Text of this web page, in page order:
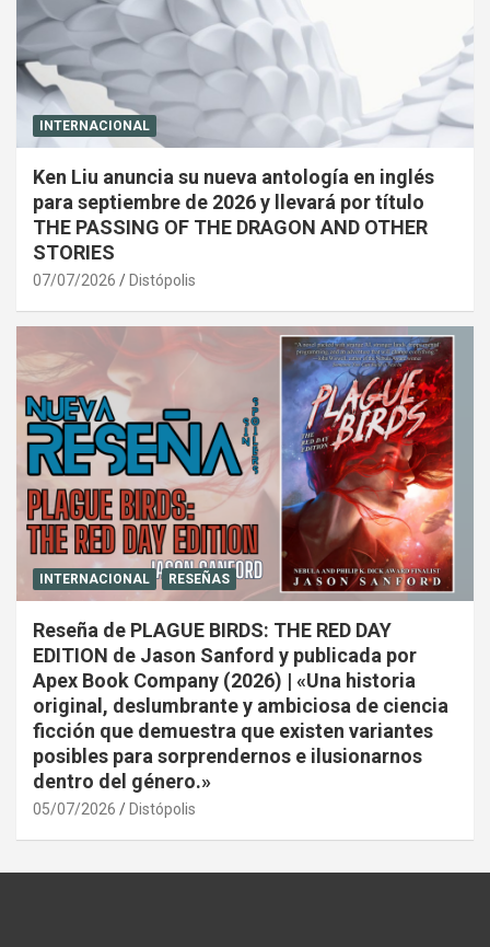
INTERNACIONAL
Ken Liu anuncia su nueva antología en inglés
para septiembre de 2026 y llevará por título
THE PASSING OF THE DRAGON AND OTHER
STORIES
07/07/2026 Distópolis
INTERNACIONAL RESEÑAS
Reseña de PLAGUE BIRDS: THE RED DAY
EDITION de Jason Sanford y publicada por
Apex Book Company (2026) | «Una historia
original, deslumbrante y ambiciosa de ciencia
ficción que demuestra que existen variantes
posibles para sorprendernos e ilusionarnos
dentro del género.»
05/07/2026 Distópolis